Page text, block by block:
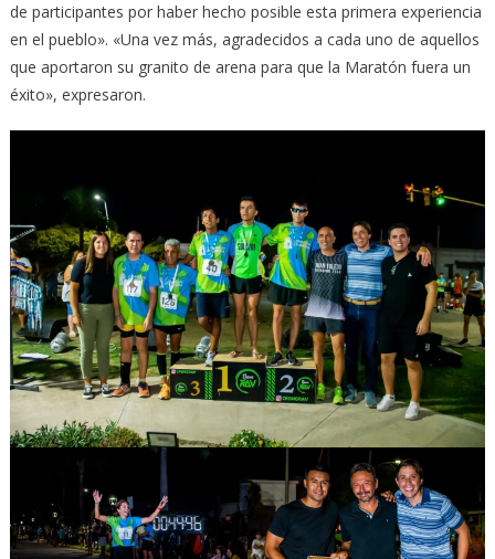
de participantes por haber hecho posible esta primera experiencia
en el pueblo». «Una vez más, agradecidos a cada uno de aquellos
que aportaron su granito de arena para que la Maratón fuera un
éxito», expresaron.